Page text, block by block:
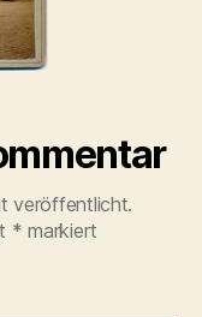
veröffentlicht.
* markiert